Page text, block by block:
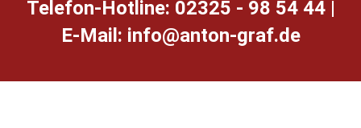
Telefon-Hotline: 02325 - 98 54 44 |
E-Mail: ed.farg-notna@ofni